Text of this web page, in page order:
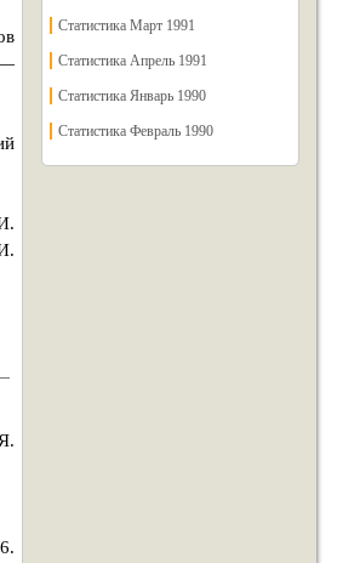
—
Статистика Март 1991
Статистика Апрель 1991
Статистика Январь 1990
Статистика Февраль 1990